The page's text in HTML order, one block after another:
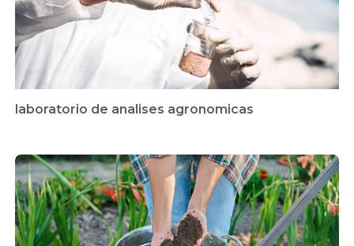
laboratorio de analises agronomicas